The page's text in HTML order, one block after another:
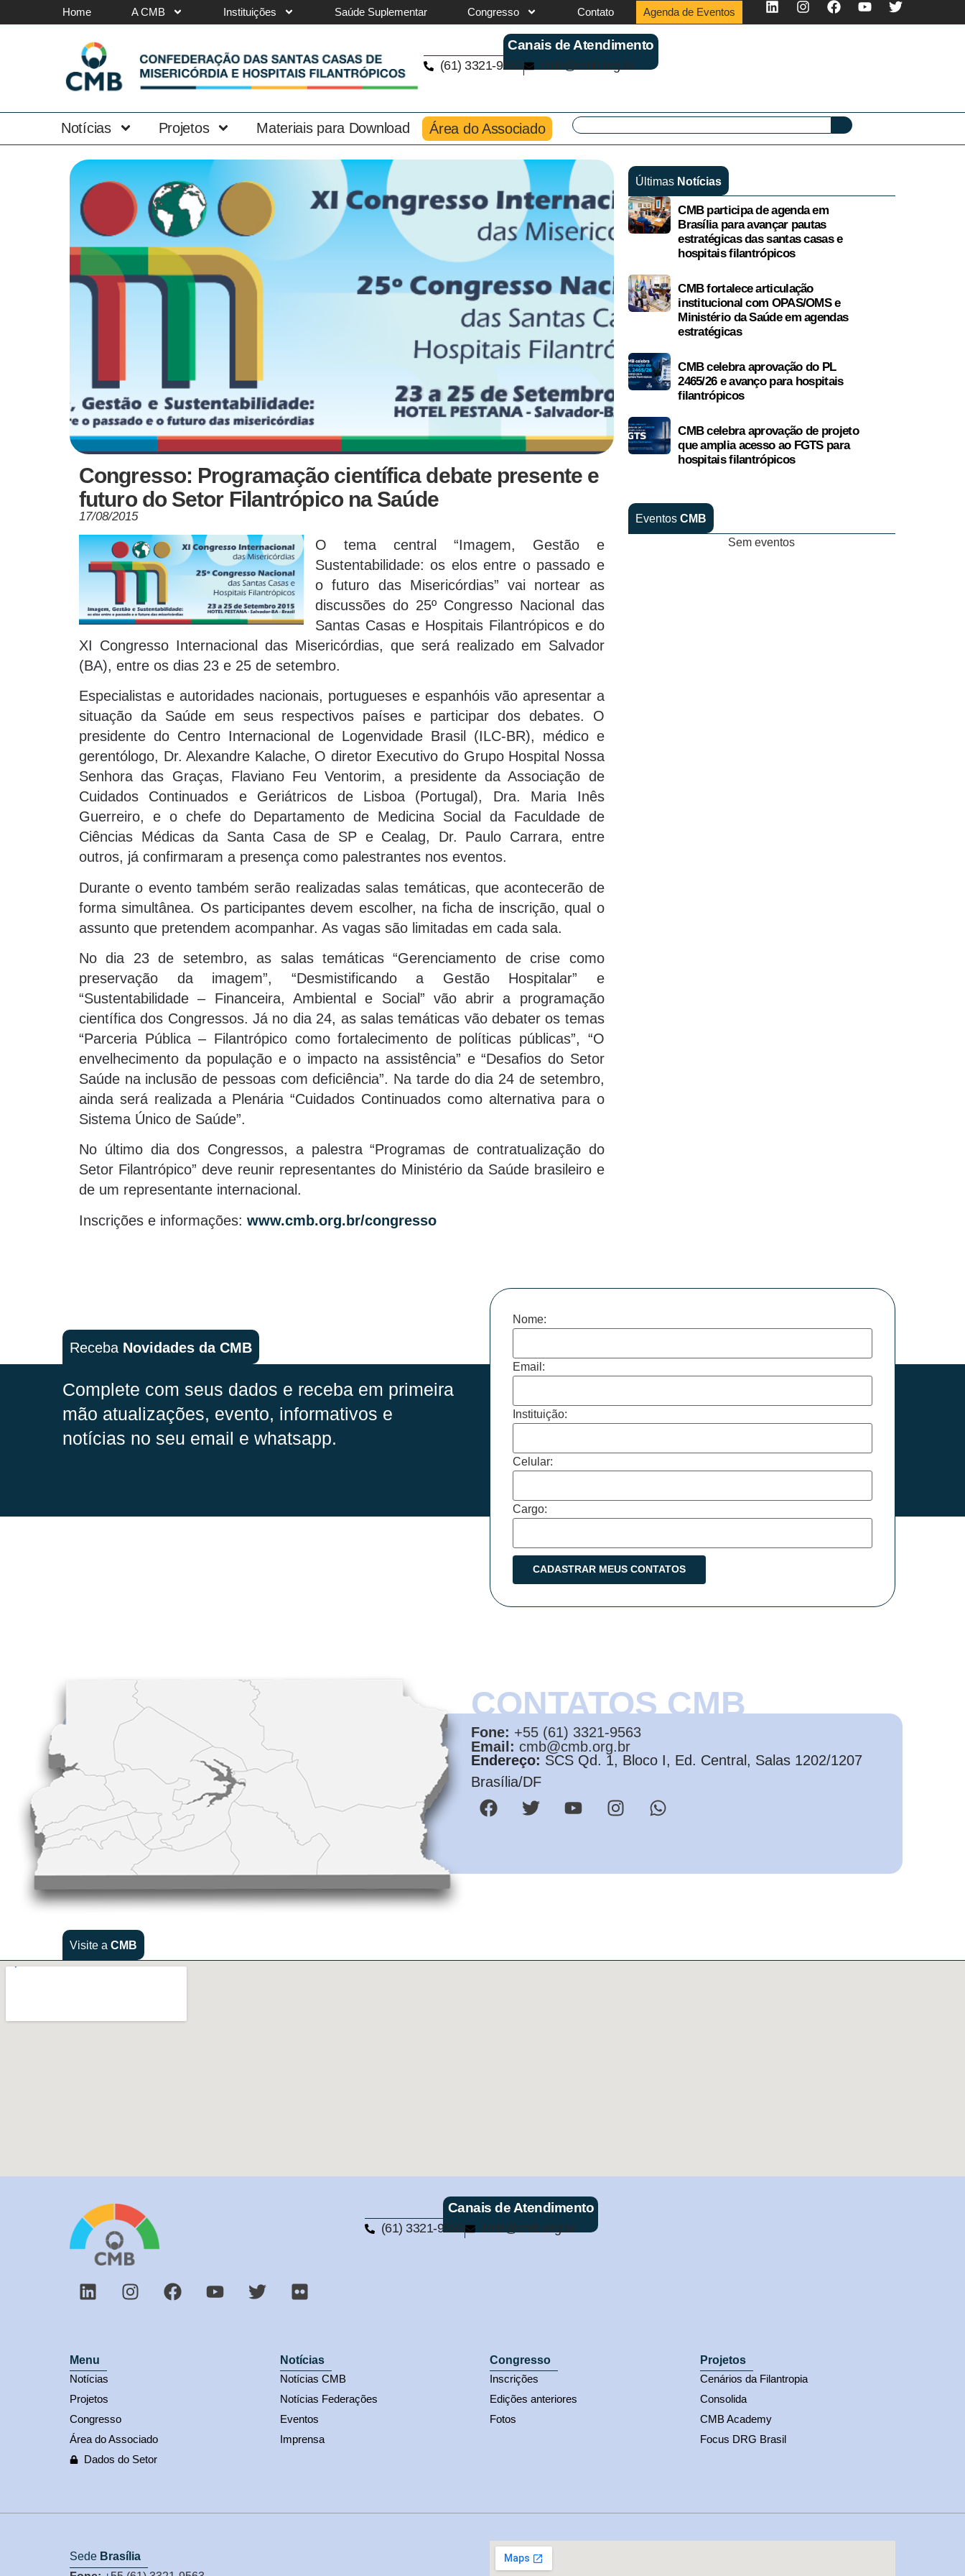
Home A CMB Instituições Saúde Suplementar Congresso Contato Agenda de Eventos
Canais de Atendimento
(61) 3321-9563 cmb@cmb.org.br
Notícias Projetos Materiais para Download Área do Associado
Congresso: Programação científica debate presente e
futuro do Setor Filantrópico na Saúde
17/08/2015
O tema central “Imagem, Gestão e
Sustentabilidade: os elos entre o passado e
o futuro das Misericórdias” vai nortear as
discussões do 25º Congresso Nacional das
Santas Casas e Hospitais Filantrópicos e do
XI Congresso Internacional das Misericórdias, que será realizado em Salvador
(BA), entre os dias 23 e 25 de setembro.
Especialistas e autoridades nacionais, portugueses e espanhóis vão apresentar a
situação da Saúde em seus respectivos países e participar dos debates. O
presidente do Centro Internacional de Logenvidade Brasil (ILC-BR), médico e
gerentólogo, Dr. Alexandre Kalache, O diretor Executivo do Grupo Hospital Nossa
Senhora das Graças, Flaviano Feu Ventorim, a presidente da Associação de
Cuidados Continuados e Geriátricos de Lisboa (Portugal), Dra. Maria Inês
Guerreiro, e o chefe do Departamento de Medicina Social da Faculdade de
Ciências Médicas da Santa Casa de SP e Cealag, Dr. Paulo Carrara, entre
outros, já confirmaram a presença como palestrantes nos eventos.
Durante o evento também serão realizadas salas temáticas, que acontecerão de
forma simultânea. Os participantes devem escolher, na ficha de inscrição, qual o
assunto que pretendem acompanhar. As vagas são limitadas em cada sala.
No dia 23 de setembro, as salas temáticas “Gerenciamento de crise como
preservação da imagem”, “Desmistificando a Gestão Hospitalar” e
“Sustentabilidade – Financeira, Ambiental e Social” vão abrir a programação
científica dos Congressos. Já no dia 24, as salas temáticas vão debater os temas
“Parceria Pública – Filantrópico como fortalecimento de políticas públicas”, “O
envelhecimento da população e o impacto na assistência” e “Desafios do Setor
Saúde na inclusão de pessoas com deficiência”. Na tarde do dia 24 de setembro,
ainda será realizada a Plenária “Cuidados Continuados como alternativa para o
Sistema Único de Saúde”.
No último dia dos Congressos, a palestra “Programas de contratualização do
Setor Filantrópico” deve reunir representantes do Ministério da Saúde brasileiro e
de um representante internacional.
Inscrições e informações: www.cmb.org.br/congresso
Últimas Notícias
CMB participa de agenda em
Brasília para avançar pautas
estratégicas das santas casas e
hospitais filantrópicos
CMB fortalece articulação
institucional com OPAS/OMS e
Ministério da Saúde em agendas
estratégicas
CMB celebra aprovação do PL
2465/26 e avanço para hospitais
filantrópicos
CMB celebra aprovação de projeto
que amplia acesso ao FGTS para
hospitais filantrópicos
Eventos CMB
Sem eventos
Receba Novidades da CMB
Complete com seus dados e receba em primeira
mão atualizações, evento, informativos e
notícias no seu email e whatsapp.
Nome:
Email:
Instituição:
Celular:
Cargo:
CONTATOS CMB
Fone: +55 (61) 3321-9563
Email: cmb@cmb.org.br
Endereço: SCS Qd. 1, Bloco I, Ed. Central, Salas 1202/1207
Brasília/DF
Visite a CMB
Canais de Atendimento
(61) 3321-9563 cmb@cmb.org.br
Menu
Notícias
Projetos
Congresso
Área do Associado
Dados do Setor
Notícias
Notícias CMB
Notícias Federações
Eventos
Imprensa
Congresso
Inscrições
Edições anteriores
Fotos
Projetos
Cenários da Filantropia
Consolida
CMB Academy
Focus DRG Brasil
Sede Brasília